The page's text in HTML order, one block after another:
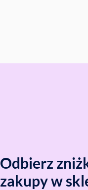
Odbierz
zakupy w